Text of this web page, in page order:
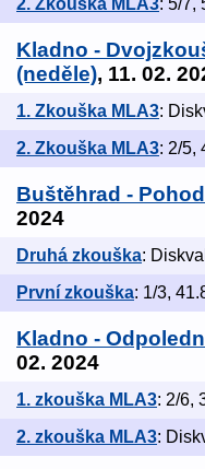
Kladno -
(neděle), 11. 02.
1. Zkouška MLA3:
2. Zkouška MLA3: 2/5,
Buštěhrad -
2024
Druhá zkouška:
První zkouška: 1/3,
Kladno -
02. 2024
1. zkouška MLA3: 2/6,
2. zkouška MLA3: